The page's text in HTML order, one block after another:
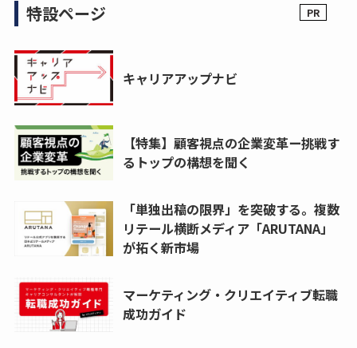
特設ページ
キャリアアップナビ
【特集】顧客視点の企業変革ー挑戦す
るトップの構想を聞く
「単独出稿の限界」を突破する。複数
リテール横断メディア「ARUTANA」
が拓く新市場
マーケティング・クリエイティブ転職
成功ガイド